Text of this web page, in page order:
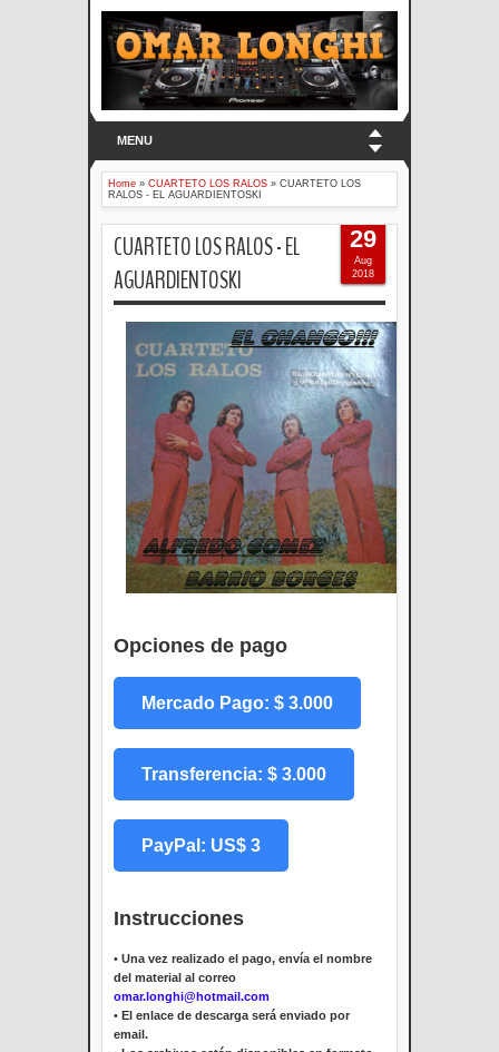
MENU
Home » CUARTETO LOS RALOS » CUARTETO LOS
RALOS - EL AGUARDIENTOSKI
CUARTETO LOS RALOS - EL
AGUARDIENTOSKI
Opciones de pago
Mercado Pago: $ 3.000
Transferencia: $ 3.000
PayPal: US$ 3
Instrucciones
• Una vez realizado el pago, envía el nombre
del material al correo
omar.longhi@hotmail.com
• El enlace de descarga será enviado por
email.
29
Aug
2018